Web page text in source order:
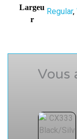
Largeu
r
Regular,
Vous